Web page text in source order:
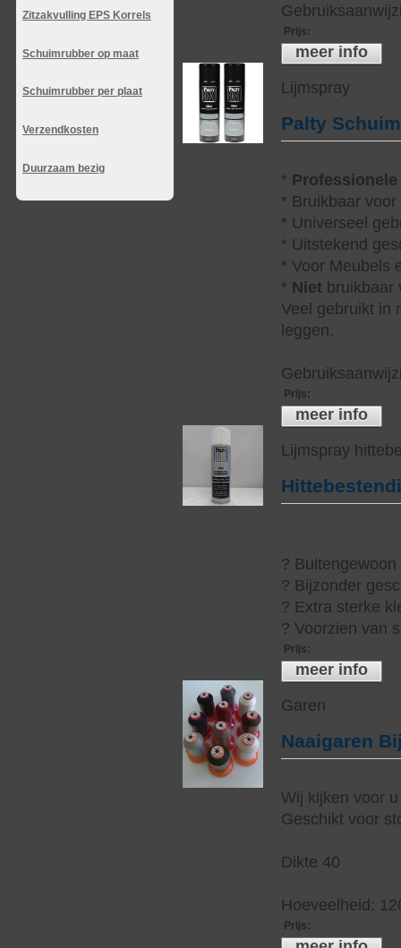
Zitzakvulling EPS Korrels
Schuimrubber op maat
Schuimrubber per plaat
Verzendkosten
Duurzaam bezig
Prijs:
meer info
Lijmspray
Palty
* Professionele
* Bruikbaar
* Universeel
* Uitstekend
* Voor Meubels
* Niet bruikbaar
Veel gebruikt in
leggen.
Prijs:
meer info
Lijmspray
?
? Bijzonder
? Extra sterke
? Voorzien van
Prijs:
meer info
Garen
Naaigaren
Wij kijken voor
Geschikt voor
Dikte 40
Hoeveelheid:
Prijs: